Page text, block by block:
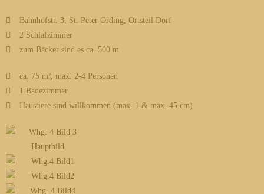
Bahnhofstr. 3, St. Peter Ording, Ortsteil Dorf
2 Schlafzimmer
zum Bäcker sind es ca. 500 m
ca. 75 m², max. 2-4 Personen
1 Badezimmer
Haustiere sind willkommen (max. 1 & max. 45 cm)